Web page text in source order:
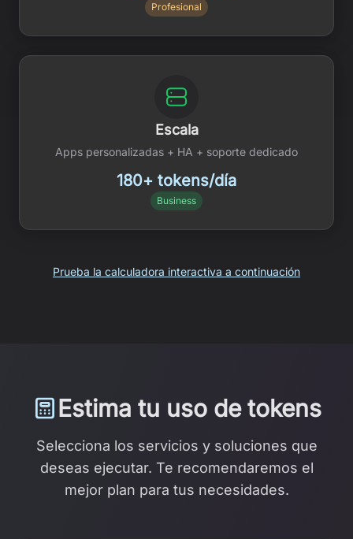
Profesional
Escala
Apps personalizadas + HA + soporte dedicado
180+ tokens/día
Business
Prueba la calculadora interactiva a continuación
Estima tu uso de tokens
Selecciona los servicios y soluciones que
deseas ejecutar. Te recomendaremos el
mejor plan para tus necesidades.